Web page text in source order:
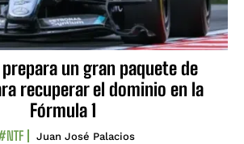
un gran paquete de
recuperar el dominio en la
Fórmula 1
Juan José Palacios